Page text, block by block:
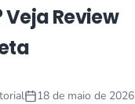
Veja Review
18 de maio de 2026